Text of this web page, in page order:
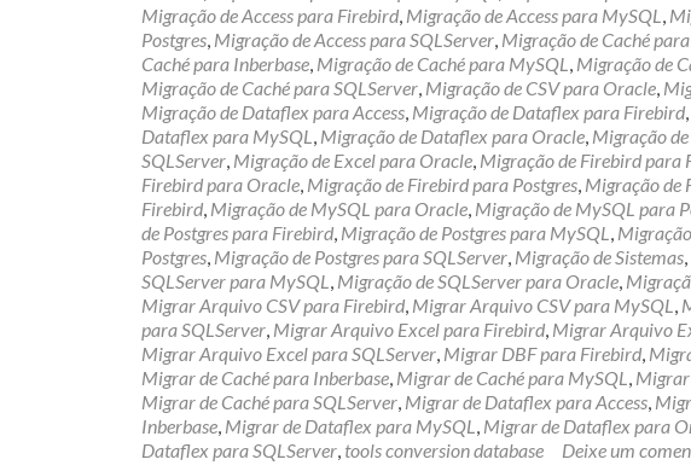
Migração de Access para Firebird, Migração de Access para MySQL,
Postgres, Migração de Access para SQLServer, Migração de Caché
Caché para Inberbase, Migração de Caché para MySQL, Migração de
Migração de Caché para SQLServer, Migração de CSV para Oracle,
Migração de Dataflex para Access, Migração de Dataflex para Firebird,
Dataflex para MySQL, Migração de Dataflex para Oracle, Migração
SQLServer, Migração de Excel para Oracle, Migração de Firebird para
Firebird para Oracle, Migração de Firebird para Postgres, Migração de
Firebird, Migração de MySQL para Oracle, Migração de MySQL para
de Postgres para Firebird, Migração de Postgres para MySQL,
Postgres, Migração de Postgres para SQLServer, Migração de Sistemas,
SQLServer para MySQL, Migração de SQLServer para Oracle,
Migrar Arquivo CSV para Firebird, Migrar Arquivo CSV para MySQL,
para SQLServer, Migrar Arquivo Excel para Firebird, Migrar Arquivo
Migrar Arquivo Excel para SQLServer, Migrar DBF para Firebird,
Migrar de Caché para Inberbase, Migrar de Caché para MySQL, Migrar
Migrar de Caché para SQLServer, Migrar de Dataflex para Access,
Inberbase, Migrar de Dataflex para MySQL, Migrar de Dataflex para
Dataflex para SQLServer, tools conversion database Deixe um